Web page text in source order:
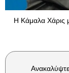
Η Κάμαλα Χάρις